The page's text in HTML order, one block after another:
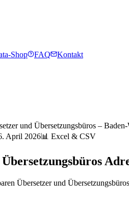
Shop FAQ
Kontakt
und Übersetzungsbüros –
April 2026📊 Excel & CSV
Übersetzer und Übersetzungsbüros